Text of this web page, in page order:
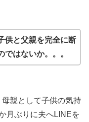
供と父親を完全に断
はないか。。。
親として子供の気持
月ぶりに夫へLINEを